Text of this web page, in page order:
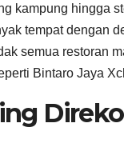
kampung hingga
tempat dengan
semua restoran
Bintaro Jaya